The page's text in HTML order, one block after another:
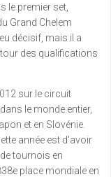
le premier set,
Grand Chelem
décisif, mais il a
des qualifications
sur le circuit
le monde entier,
et en Slovénie.
année est d’avoir
tournois en
place mondiale en